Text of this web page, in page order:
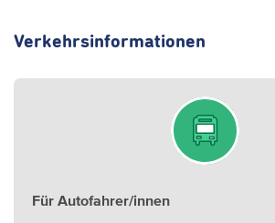
Verkehrsinformationen
Für Autofahrer/innen